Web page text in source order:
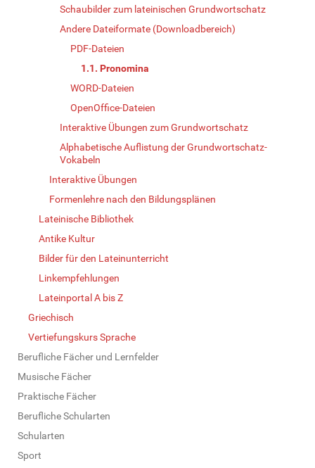
Schaubilder zum lateinischen Grundwortschatz
Andere Dateiformate (Downloadbereich)
PDF-Dateien
1.1. Pronomina
WORD-Dateien
OpenOffice-Dateien
Interaktive Übungen zum Grundwortschatz
Alphabetische Auflistung der Grundwortschatz-
Vokabeln
Interaktive Übungen
Formenlehre nach den Bildungsplänen
Lateinische Bibliothek
Antike Kultur
Bilder für den Lateinunterricht
Linkempfehlungen
Lateinportal A bis Z
Griechisch
Vertiefungskurs Sprache
Berufliche Fächer und Lernfelder
Musische Fächer
Praktische Fächer
Berufliche Schularten
Schularten
Sport